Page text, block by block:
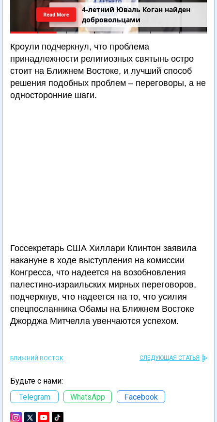
4-летний Юваль Коган найден
добровольцами
Read More
Кроули подчеркнул, что проблема
принадлежности религиозных святынь остро
стоит на Ближнем Востоке, и лучший способ
решения подобных проблем – переговоры, а не
односторонние шаги.
Госсекретарь США Хиллари Клинтон заявила
накануне в ходе выступления на комиссии
Конгресса, что надеется на возобновления
палестино-израильских мирных переговоров,
подчеркнув, что надеется на то, что усилия
спецпосланника Обамы на Ближнем Востоке
Джорджа Митчелла увенчаются успехом.
БЛИЖНИЙ ВОСТОК СЛЕДУЮЩАЯ СТАТЬЯ
Будьте с нами:
Telegram
WhatsApp Facebook